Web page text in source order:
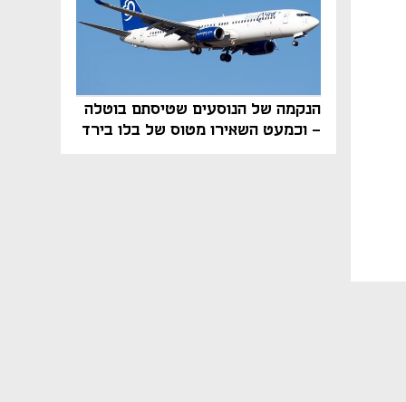
הנקמה של הנוסעים שטיסתם בוטלה
- וכמעט השאירו מטוס של בלו בירד